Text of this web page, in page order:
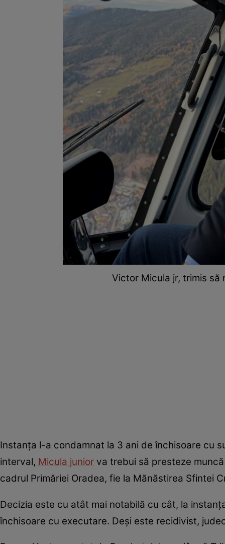
Victor Micula jr, trimis
Instanța l-a condamnat la 3 ani de închisoare cu
interval, Micula junior va trebui să presteze
cadrul Primăriei Oradea, fie la Mănăstirea Sfintei
Decizia este cu atât mai notabilă cu cât, la
închisoare cu executare. Deși este recidivist,